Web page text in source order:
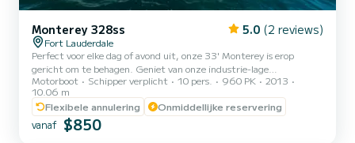
Monterey 328ss 5.0 (2 reviews)
Fort Lauderdale
Perfect voor elke dag of avond uit, onze 33' Monterey is erop
gericht om te behagen. Geniet van onze industrie-lage
introductietarieven zonder compromissen. Prijzen zijn inclusief
kapitein, bemanning, brandstof, ijs en flessenwater. Fooien zijn
gebruikelijk. Uw reis begint aan het einde van de New River, dwars
door het hart van Downtown Fort Lauderdale en naar een van de
rijkste buurten in de Verenigde Staten. Leer meer over de
Motorboot Schipper verplicht 10 pers. 960 PK
2013
10.06 m
Flexibele annulering
Onmiddellijke reservering
vanaf $850